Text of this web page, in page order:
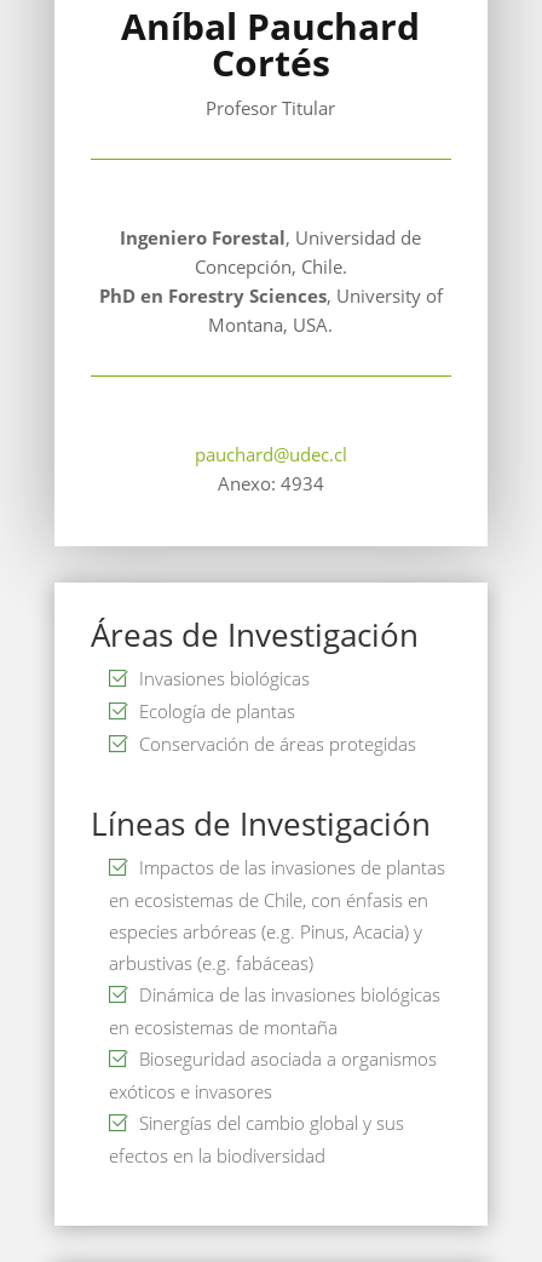
Aníbal Pauchard
Cortés
Profesor Titular
Ingeniero Forestal, Universidad de
Concepción, Chile.
PhD en Forestry Sciences, University of
Montana, USA.
pauchard@udec.cl
Anexo: 4934
Áreas de Investigación
Invasiones biológicas
Ecología de plantas
Conservación de áreas protegidas
Líneas de Investigación
Impactos de las invasiones de plantas
en ecosistemas de Chile, con énfasis en
especies arbóreas (e.g. Pinus, Acacia) y
arbustivas (e.g. fabáceas)
Dinámica de las invasiones biológicas
en ecosistemas de montaña
Bioseguridad asociada a organismos
exóticos e invasores
Sinergías del cambio global y sus
efectos en la biodiversidad